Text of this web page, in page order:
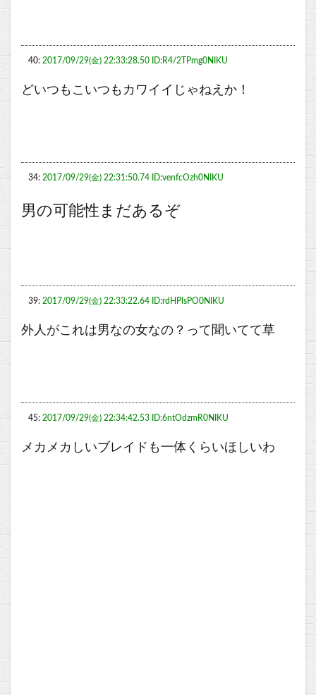
40: 2017/09/29(金) 22:33:28.50 ID:R4/2TPmg0NIKU
どいつもこいつもカワイイじゃねえか！
34: 2017/09/29(金) 22:31:50.74 ID:venfcOzh0NIKU
男の可能性まだあるぞ
39: 2017/09/29(金) 22:33:22.64 ID:rdHPlsPO0NIKU
外人がこれは男なの女なの？って聞いてて草
45: 2017/09/29(金) 22:34:42.53 ID:6ntOdzmR0NIKU
メカメカしいブレイドも一体くらいほしいわ